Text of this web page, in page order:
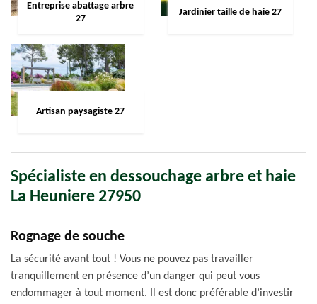
Entreprise abattage arbre
27
Jardinier taille de haie 27
Artisan paysagiste 27
Spécialiste en dessouchage arbre et haie
La Heuniere 27950
Rognage de souche
La sécurité avant tout ! Vous ne pouvez pas travailler
tranquillement en présence d’un danger qui peut vous
endommager à tout moment. Il est donc préférable d’investir